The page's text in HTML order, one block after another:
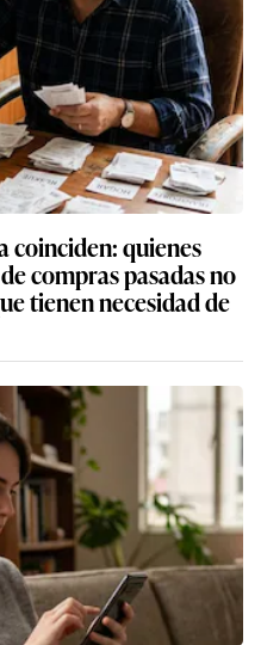
coinciden: quienes
compras pasadas no
tienen necesidad de